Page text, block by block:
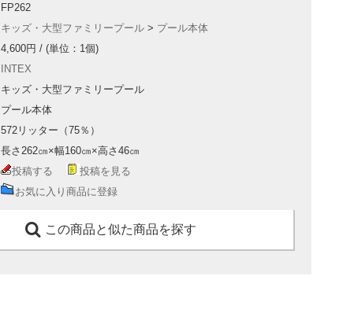
FP262
キッズ・大型ファミリープール > プール本体
4,600円 / (単位：1個)
INTEX
キッズ・大型ファミリープール
プール本体
572リッター（75％）
長さ262㎝×幅160㎝×高さ46㎝
投稿する
投稿を見る
お気に入り商品に登録
この商品と似た商品を探す